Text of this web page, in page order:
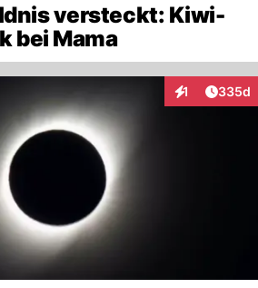
versteckt: Kiwi-
bei Mama
1
Interaktionen
335d